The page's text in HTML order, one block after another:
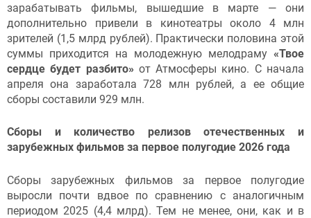
зарабатывать фильмы, вышедшие в марте — они
дополнительно привели в кинотеатры около 4 млн
зрителей (1,5 млрд рублей). Практически половина этой
суммы приходится на молодежную мелодраму «Твое
сердце будет разбито» от Атмосферы кино. С начала
апреля она заработала 728 млн рублей, а ее общие
сборы составили 929 млн.
Сборы и количество релизов отечественных и
зарубежных фильмов за первое полугодие 2026 года
Сборы зарубежных фильмов за первое полугодие
выросли почти вдвое по сравнению с аналогичным
периодом 2025 (4,4 млрд). Тем не менее, они, как и в